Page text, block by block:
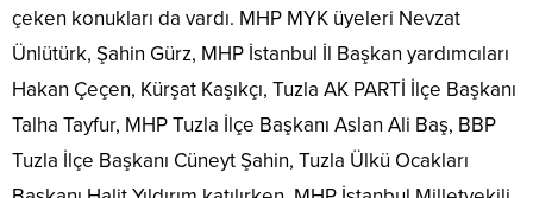
çeken konukları da vardı. MHP MYK üyeleri Nevzat
Ünlütürk, Şahin Gürz, MHP İstanbul İl Başkan yardımcıları
Hakan Çeçen, Kürşat Kaşıkçı, Tuzla AK PARTİ İlçe Başkanı
Talha Tayfur, MHP Tuzla İlçe Başkanı Aslan Ali Baş, BBP
Tuzla İlçe Başkanı Cüneyt Şahin, Tuzla Ülkü Ocakları